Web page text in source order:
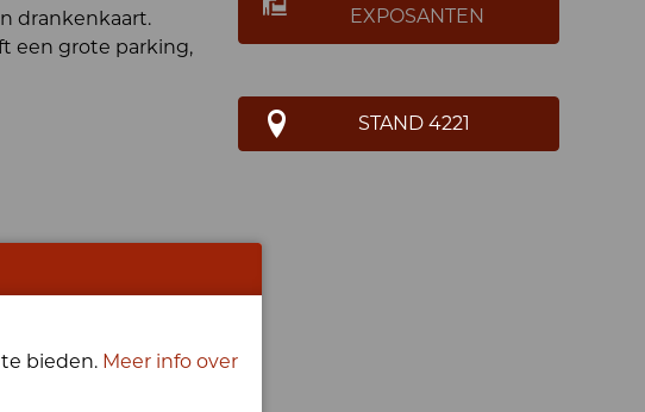
EXPOSANTEN
STAND 4221
drankenkaart.
een grote parking,
bieden. Meer info over